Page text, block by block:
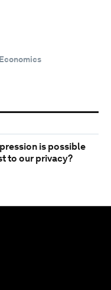
is possible
to our privacy?